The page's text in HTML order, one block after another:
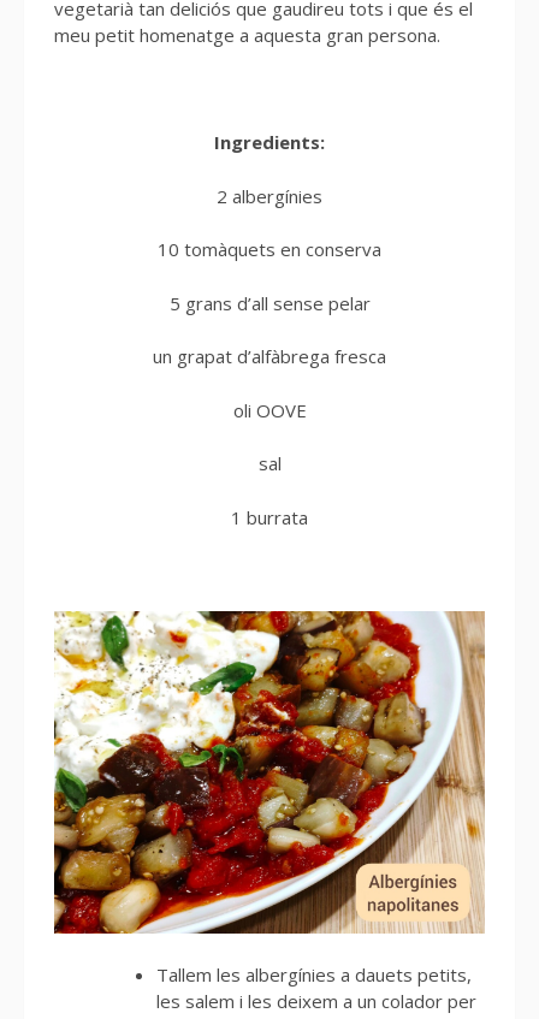
vegetarià tan deliciós que gaudireu tots i que és el
meu petit homenatge a aquesta gran persona.
Ingredients:
2 albergínies
10 tomàquets en conserva
5 grans d’all sense pelar
un grapat d’alfàbrega fresca
oli OOVE
sal
1 burrata
Tallem les albergínies a dauets petits,
les salem i les deixem a un colador per